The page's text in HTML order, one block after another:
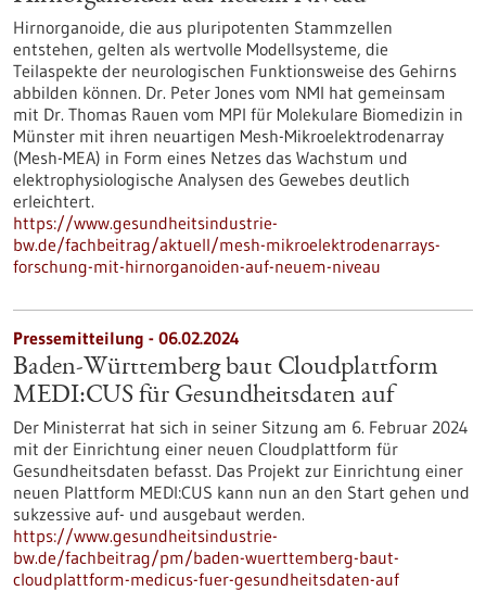
Hirnorganoide, die aus pluripotenten Stammzellen
entstehen, gelten als wertvolle Modellsysteme, die
Teilaspekte der neurologischen Funktionsweise des Gehirns
abbilden können. Dr. Peter Jones vom NMI hat gemeinsam
mit Dr. Thomas Rauen vom MPI für Molekulare Biomedizin in
Münster mit ihren neuartigen Mesh-Mikroelektrodenarray
(Mesh-MEA) in Form eines Netzes das Wachstum und
elektrophysiologische Analysen des Gewebes deutlich
erleichtert.
https://www.gesundheitsindustrie-
bw.de/fachbeitrag/aktuell/mesh-mikroelektrodenarrays-
forschung-mit-hirnorganoiden-auf-neuem-niveau
Pressemitteilung - 06.02.2024
Baden-Württemberg baut Cloudplattform
MEDI:CUS für Gesundheitsdaten auf
Der Ministerrat hat sich in seiner Sitzung am 6. Februar 2024
mit der Einrichtung einer neuen Cloudplattform für
Gesundheitsdaten befasst. Das Projekt zur Einrichtung einer
neuen Plattform MEDI:CUS kann nun an den Start gehen und
sukzessive auf- und ausgebaut werden.
https://www.gesundheitsindustrie-
bw.de/fachbeitrag/pm/baden-wuerttemberg-baut-
cloudplattform-medicus-fuer-gesundheitsdaten-auf